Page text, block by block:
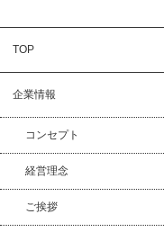
TOP
企業情報
コンセプト
経営理念
ご挨拶